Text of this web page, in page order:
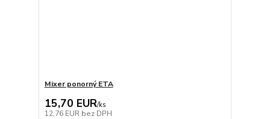
Mixer ponorný ETA
15,70 EUR/ks
12,76 EUR bez DPH